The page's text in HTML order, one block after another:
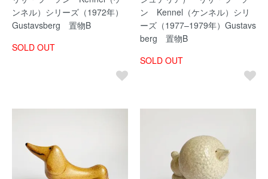
ンネル）シリーズ（1972年）
Gustavsberg 置物B
SOLD OUT
ン Kennel（ケンネル）シリ
ーズ（1977–1979年）Gustavs
berg 置物B
SOLD OUT